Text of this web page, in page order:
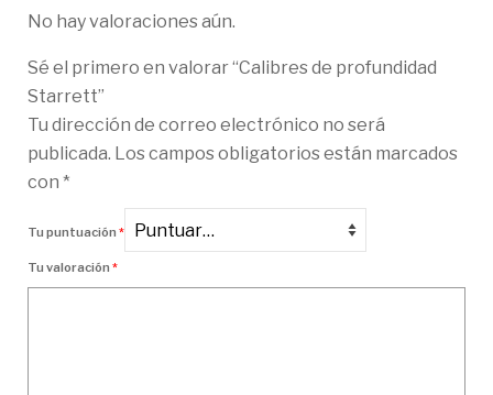
No hay valoraciones aún.
Sé el primero en valorar “Calibres de profundidad
Starrett”
Tu dirección de correo electrónico no será
publicada. Los campos obligatorios están marcados
con *
Tu puntuación *
Tu valoración *